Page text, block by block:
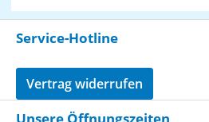
Service-Hotline
Vertrag widerrufen